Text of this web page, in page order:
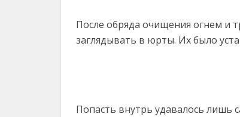
После обряда очищения огнем и
заглядывать в юрты. Их было
Попасть внутрь удавалось